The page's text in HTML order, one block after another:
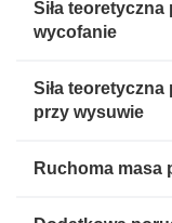
Siła teoretyczna
wycofanie
Siła teoretyczna
przy wysuwie
Ruchoma masa